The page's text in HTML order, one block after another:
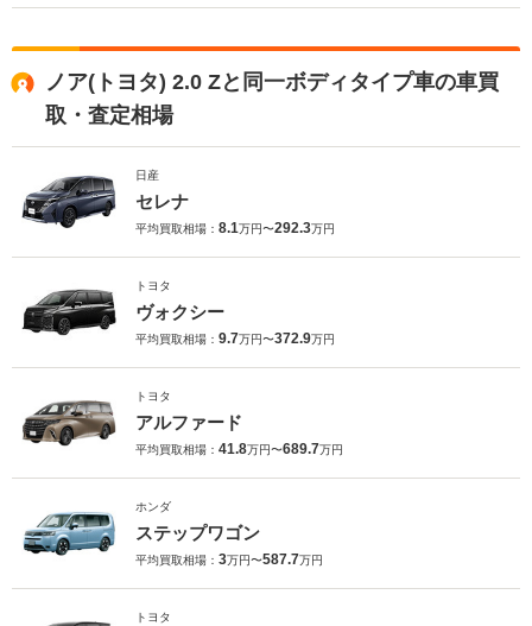
ノア(トヨタ) 2.0 Zと同一ボディタイプ車の車買
取・査定相場
日産
セレナ
平均買取相場： 8.1万円〜292.3万円
トヨタ
ヴォクシー
平均買取相場： 9.7万円〜372.9万円
トヨタ
アルファード
平均買取相場： 41.8万円〜689.7万円
ホンダ
ステップワゴン
平均買取相場： 3万円〜587.7万円
トヨタ